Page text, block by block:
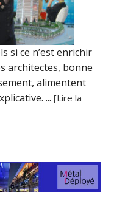
si ce n’est enrichir
architectes, bonne
alimentent
...[Lire la